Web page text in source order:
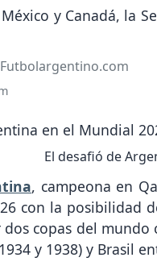
y Canadá, la
Futbolargentino.com
El desafió de
, campeona en
con la posibilidad
copas del
y 1938) y Brasil